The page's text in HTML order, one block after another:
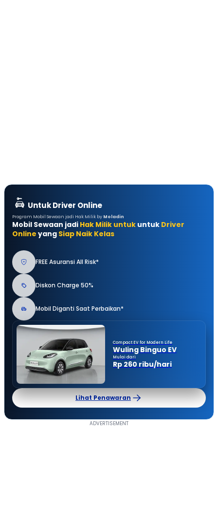
Untuk Driver Online
Program Mobil Sewaan jadi Hak Milik by Moladin
Mobil Sewaan jadi Hak Milik untuk untuk Driver
Online yang Siap Naik Kelas
FREE Asuransi All Risk*
Diskon Charge 50%
Mobil Diganti Saat Perbaikan*
Compact EV for Modern Life
Wuling Binguo EV
Mulai dari
Rp 260 ribu/hari
Lihat Penawaran